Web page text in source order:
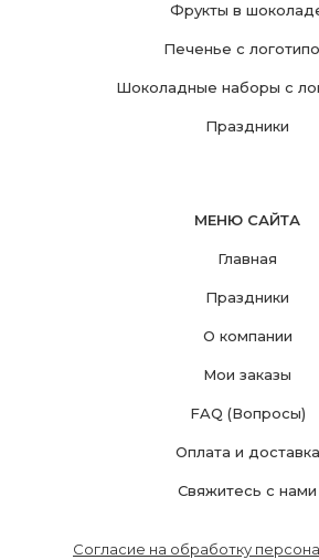
Фрукты в
Печенье с
Шоколадные наборы с
Праздники
МЕНЮ САЙТА
Главная
Праздники
О компании
Мои заказы
FAQ (Вопросы)
Оплата и доставка
Свяжитесь с нами
Согласие на обработку